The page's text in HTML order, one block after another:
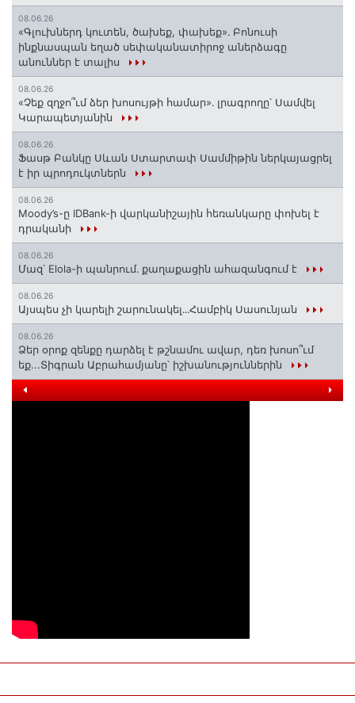
08.06.26
«Գլուխներդ կուտեն, ծախեք, փախեք»․ Բոնուսի
ինքնասպան եղած սեփականատիրոջ աներձագը
անուններ է տալիս
08.06.26
«Չեք զղջո՞ւմ ձեր խոսույթի համար»․ լրագրողը՝ Սամվել
Կարապետյանին
08.06.26
Ֆասթ Բանկը Սևան Ստարտափ Սամմիթին ներկայացրել
է իր պրոդուկտներն
08.06.26
Moody’s-ը IDBank-ի վարկանիշային հեռանկարը փոխել է
դրականի
08.06.26
Մազ՝ Elola-ի պանրում․ քաղաքացին ահազանգում է
08.06.26
Այսպես չի կարելի շարունակել․․․Համբիկ Սասունյան
08.06.26
Ձեր օրոք զենքը դարձել է թշնամու ավար, դեռ խոսո՞ւմ
եք...Տիգրան Աբրահամյանը՝ իշխանություններին